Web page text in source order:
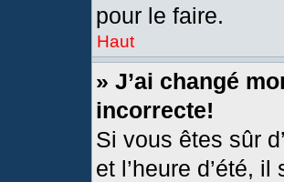
pour le faire.
Haut
» J’ai changé
incorrecte!
Si vous êtes sûr
et l’heure d’été,